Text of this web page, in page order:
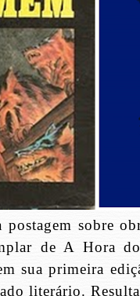
sobre
de A Hora
sua primeira
literário.